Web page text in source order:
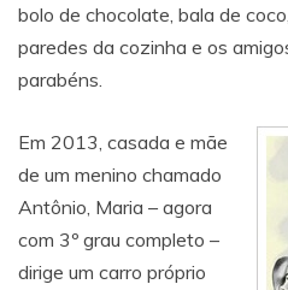
bolo de chocolate, bala de
paredes da cozinha e os
parabéns.
Em 2013, casada e mãe
de um menino chamado
Antônio, Maria – agora
com 3º grau completo –
dirige um carro próprio